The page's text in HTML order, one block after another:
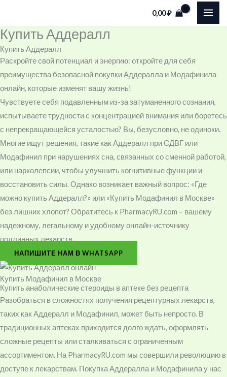
content
0,00₽
Купить Аддералл
Купить Аддералл
Раскройте свой потенциал и энергию: откройте для себя
преимущества безопасной покупки Аддералла и Модафинила
онлайн, которые изменят вашу жизнь!
Чувствуете себя подавленным из-за затуманенного сознания,
испытываете трудности с концентрацией внимания или боретесь
с непрекращающейся усталостью? Вы, безусловно, не одиноки.
Многие ищут решения, такие как Аддералл при СДВГ или
Модафинил при нарушениях сна, связанных со сменной работой,
или нарколепсии, чтобы улучшить когнитивные функции и
восстановить силы. Однако возникает важный вопрос: «Где
можно купить Аддералл?» или «Купить Модафинил в Москве»
без лишних хлопот? Обратитесь к PharmacyRU.com – вашему
надежному, легальному и удобному онлайн-источнику
подлинных лекарств.
НАПИШИТЕ НАМ В WHATSAPP
Купить Модафинил в Москве
Купить анаболические стероиды в аптеке без рецепта
Разобраться в сложностях получения рецептурных лекарств,
таких как Аддералл и Модафинил, может быть непросто. В
традиционных аптеках приходится долго ждать, оформлять
сложные рецепты или сталкиваться с ограниченным
ассортиментом. На PharmacyRU.com мы совершили революцию в
доступе к лекарствам. Покупка Аддералла и Модафинила у нас